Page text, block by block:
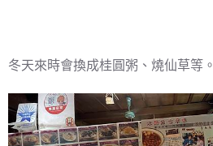
冬天來時會換成桂圓粥、燒仙草等。